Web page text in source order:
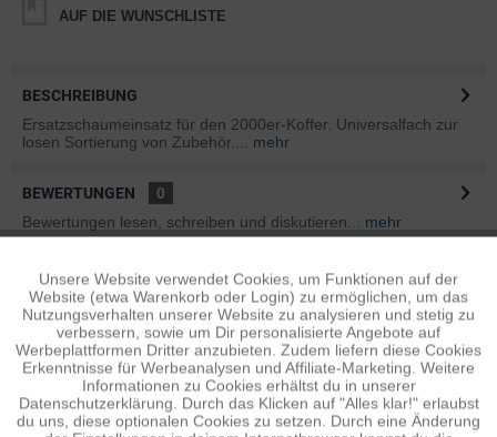
AUF DIE WUNSCHLISTE
BESCHREIBUNG
Ersatzschaumeinsatz für den 2000er-Koffer. Universalfach zur
losen Sortierung von Zubehör....
mehr
BEWERTUNGEN
0
Bewertungen lesen, schreiben und diskutieren...
mehr
ÄHNLICHE ARTIKEL
Diese Artikel sind dem Produkt ähnlich ...mehr
Persönliche Empfehlungen
Funktionale Aktiv
Tracking Inaktiv
Personalisierung Inaktiv
Unsere Website verwendet Cookies, um Funktionen auf der
Website (etwa Warenkorb oder Login) zu ermöglichen, um das
Nutzungsverhalten unserer Website zu analysieren und stetig zu
verbessern, sowie um Dir personalisierte Angebote auf
Werbeplattformen Dritter anzubieten. Zudem liefern diese Cookies
Erkenntnisse für Werbeanalysen und Affiliate-Marketing. Weitere
Informationen zu Cookies erhältst du in unserer
Datenschutzerklärung. Durch das Klicken auf "Alles klar!" erlaubst
du uns, diese optionalen Cookies zu setzen. Durch eine Änderung